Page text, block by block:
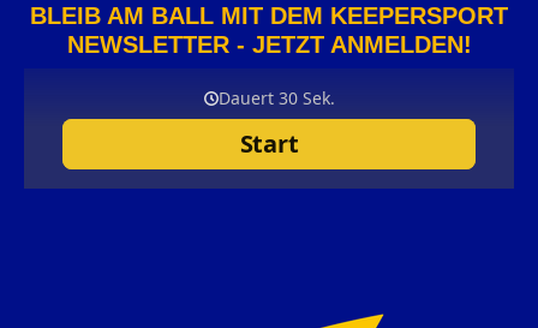
BLEIB AM BALL MIT DEM KEEPERSPORT
NEWSLETTER - JETZT ANMELDEN!